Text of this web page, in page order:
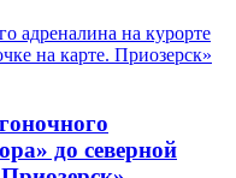
адреналина на курорте
на карте. Приозерск»
до северной